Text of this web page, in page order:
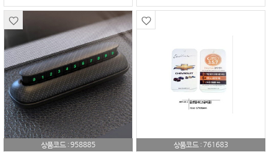
상품코드 :958885
상품코드 : 761683